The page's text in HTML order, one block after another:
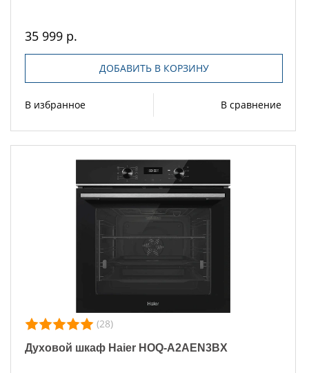
35 999 р.
ДОБАВИТЬ В КОРЗИНУ
В избранное В сравнение
(28)
Духовой шкаф Haier HOQ-A2AEN3BX